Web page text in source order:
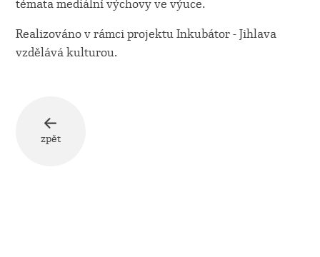
témata mediální výchovy ve výuce.
Realizováno v rámci projektu Inkubátor - Jihlava
vzdělává kulturou.
zpět